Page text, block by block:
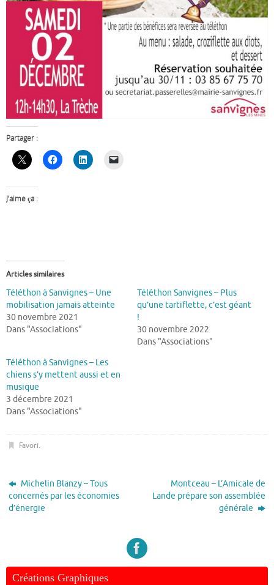
Partager :
J’aime ça :
Articles similaires
Téléthon à Sanvignes – Une
mobilisation jamais atteinte
30 novembre 2021
Dans "Associations"
Téléthon Sanvignes – Plus
qu’une tartiflette, c’est géant
!
30 novembre 2022
Dans "Associations"
Téléthon à Sanvignes – Les
chiens s’y mettent aussi et en
musique
3 décembre 2021
Dans "Associations"
Favori.
Michelin Blanzy – Tous
concernés par les économies
d’énergie
Montceau – L’Amicale de
Lande prépare son assemblée
générale
Créations Graphiques